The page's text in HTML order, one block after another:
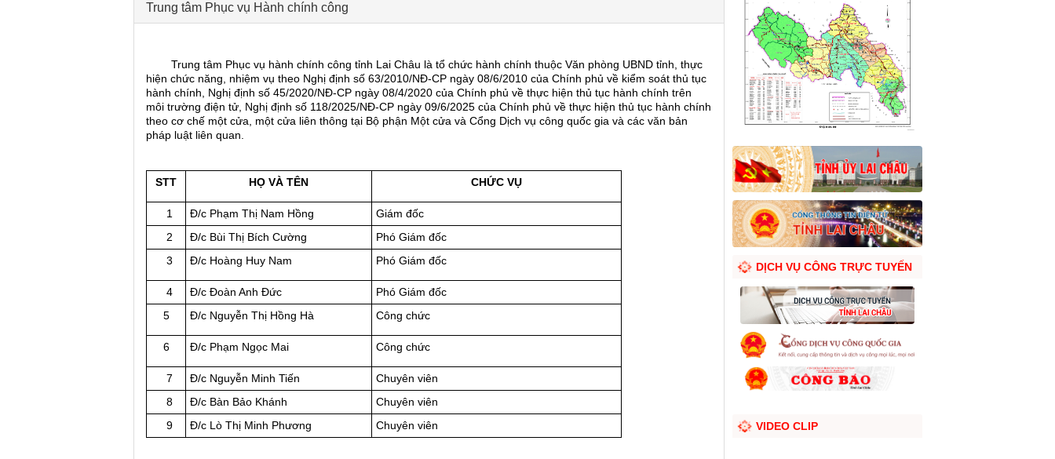
Trung tâm Phục vụ Hành chính công
Trung tâm Phục vụ hành chính công tỉnh Lai Châu là tổ chức hành chính thuộc Văn phòng UBND tỉnh, thực
hiện chức năng, nhiệm vụ theo Nghị định số 63/2010/NĐ-CP ngày 08/6/2010 của Chính phủ về kiểm soát thủ tục
hành chính, Nghị định số 45/2020/NĐ-CP ngày 08/4/2020 của Chính phủ về thực hiện thủ tục hành chính trên
môi trường điện tử, Nghị định số 118/2025/NĐ-CP ngày 09/6/2025 của Chính phủ về thực hiện thủ tục hành chính
theo cơ chế một cửa, một cửa liên thông tại Bộ phận Một cửa và Cổng Dịch vụ công quốc gia và các văn bản
pháp luật liên quan.
STT HỌ VÀ TÊN CHỨC VỤ
1 Đ/c Phạm Thị Nam Hồng
Giám đốc
2
Đ/c Bùi Thị Bích Cường
Phó Giám đốc
3
Đ/c Hoàng Huy Nam Phó Giám đốc
4 Đ/c Đoàn Anh Đức
Phó Giám đốc
5
Đ/c Nguyễn Thị Hồng Hà Công chức
6 Đ/c Phạm Ngọc Mai Công chức
7 Đ/c Nguyễn Minh Tiến
Chuyên viên
8
Đ/c Bàn Bảo Khánh
Chuyên viên
9
Đ/c Lò Thị Minh Phương Chuyên viên
DỊCH VỤ CÔNG TRỰC TUYẾN
VIDEO CLIP